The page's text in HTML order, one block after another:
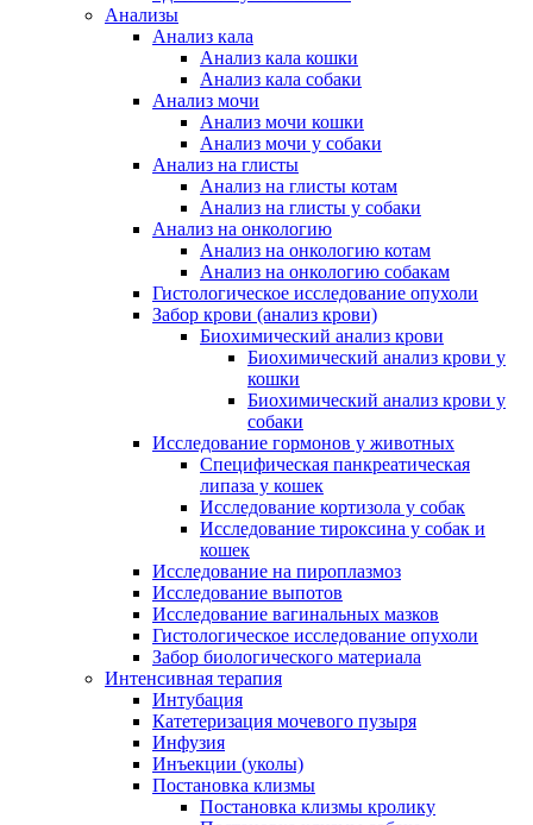
Анализы
Анализ кала
Анализ кала кошки
Анализ кала собаки
Анализ мочи
Анализ мочи кошки
Анализ мочи у собаки
Анализ на глисты
Анализ на глисты котам
Анализ на глисты у собаки
Анализ на онкологию
Анализ на онкологию котам
Анализ на онкологию собакам
Гистологическое исследование опухоли
Забор крови (анализ крови)
Биохимический анализ крови
Биохимический анализ крови у
кошки
Биохимический анализ крови у
собаки
Исследование гормонов у животных
Специфическая панкреатическая
липаза у кошек
Исследование кортизола у собак
Исследование тироксина у собак и
кошек
Исследование на пироплазмоз
Исследование выпотов
Исследование вагинальных мазков
Гистологическое исследование опухоли
Забор биологического материала
Интенсивная терапия
Интубация
Катетеризация мочевого пузыря
Инфузия
Инъекции (уколы)
Постановка клизмы
Постановка клизмы кролику